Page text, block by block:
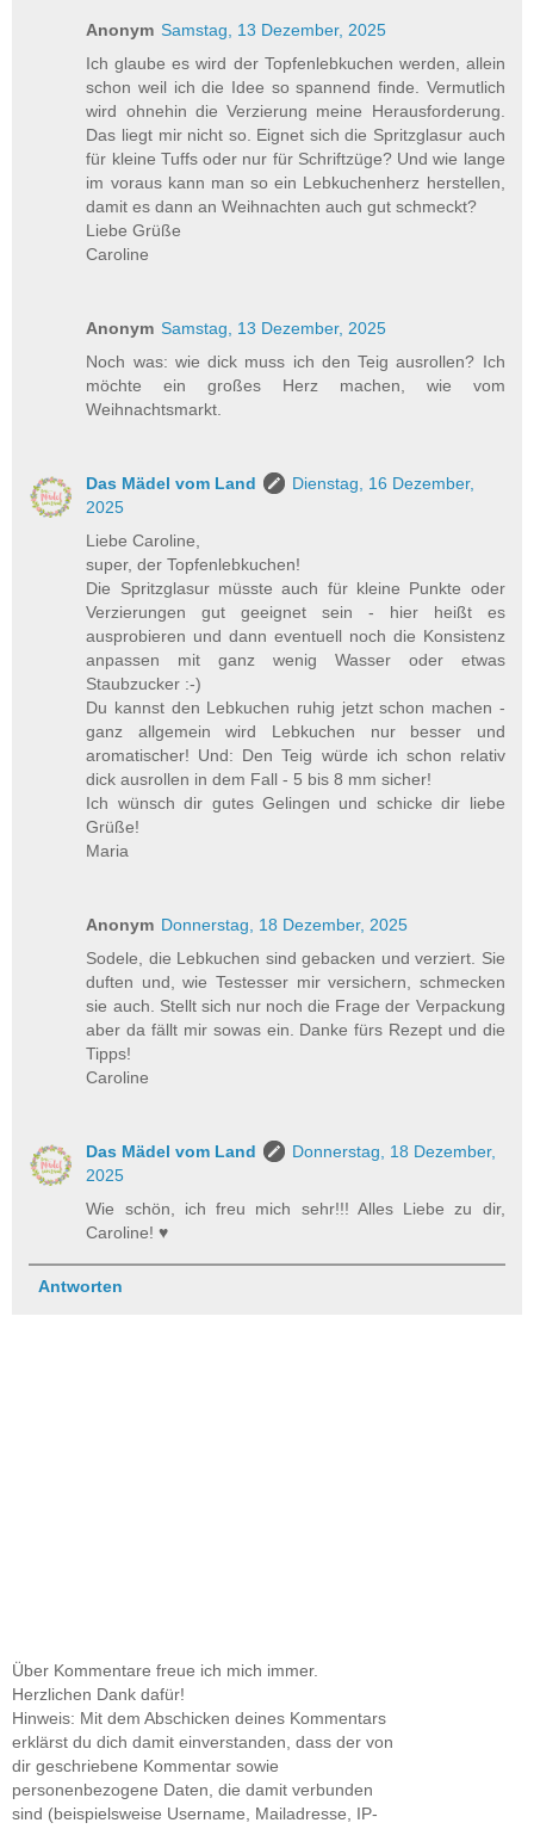
Anonym Samstag, 13 Dezember, 2025
Ich glaube es wird der Topfenlebkuchen werden, allein
schon weil ich die Idee so spannend finde. Vermutlich
wird ohnehin die Verzierung meine Herausforderung.
Das liegt mir nicht so. Eignet sich die Spritzglasur auch
für kleine Tuffs oder nur für Schriftzüge? Und wie lange
im voraus kann man so ein Lebkuchenherz herstellen,
damit es dann an Weihnachten auch gut schmeckt?
Liebe Grüße
Caroline
Anonym Samstag, 13 Dezember, 2025
Noch was: wie dick muss ich den Teig ausrollen? Ich
möchte ein großes Herz machen, wie vom
Weihnachtsmarkt.
Das Mädel vom Land
Dienstag, 16 Dezember,
2025
Liebe Caroline,
super, der Topfenlebkuchen!
Die Spritzglasur müsste auch für kleine Punkte oder
Verzierungen gut geeignet sein - hier heißt es
ausprobieren und dann eventuell noch die Konsistenz
anpassen mit ganz wenig Wasser oder etwas
Staubzucker :-)
Du kannst den Lebkuchen ruhig jetzt schon machen -
ganz allgemein wird Lebkuchen nur besser und
aromatischer! Und: Den Teig würde ich schon relativ
dick ausrollen in dem Fall - 5 bis 8 mm sicher!
Ich wünsch dir gutes Gelingen und schicke dir liebe
Grüße!
Maria
Anonym Donnerstag, 18 Dezember, 2025
Sodele, die Lebkuchen sind gebacken und verziert. Sie
duften und, wie Testesser mir versichern, schmecken
sie auch. Stellt sich nur noch die Frage der Verpackung
aber da fällt mir sowas ein. Danke fürs Rezept und die
Tipps!
Caroline
Das Mädel vom Land
Donnerstag, 18 Dezember,
2025
Wie schön, ich freu mich sehr!!! Alles Liebe zu dir,
Caroline! ♥
Antworten
Über Kommentare freue ich mich immer.
Herzlichen Dank dafür!
Hinweis: Mit dem Abschicken deines Kommentars
erklärst du dich damit einverstanden, dass der von
dir geschriebene Kommentar sowie
personenbezogene Daten, die damit verbunden
sind (beispielsweise Username, Mailadresse, IP-